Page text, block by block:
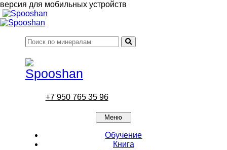
версия для мобильных устройств
+7 950 765 35 96
Меню
Обучение
Книга